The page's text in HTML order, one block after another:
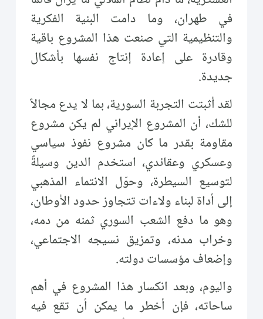
في طهران، وما دامت البنية الفكرية
والتنظيمية التي صنعت هذا المشروع باقية
وقادرة على إعادة إنتاج نفسها بأشكال
جديدة.
لقد أثبتت التجربة السورية، بما لا يدع مجالاً
للشك، أن المشروع الإيراني لم يكن مشروع
مقاومة بقدر ما كان مشروع نفوذ سياسي
وعسكري وعقائدي، استخدم الدين وسيلةً
لتوسيع السيطرة، وحوّل الانتماء المذهبي
إلى أداة لبناء ولاءات تتجاوز حدود الأوطان،
وهو ما دفع الشعب السوري ثمنه من دمه،
وخراب مدنه، وتمزيق نسيجه الاجتماعي،
وإضعاف مؤسسات دولته.
واليوم، وبعد انكسار هذا المشروع في أهم
ساحاته، فإن أخطر ما يمكن أن تقع فيه